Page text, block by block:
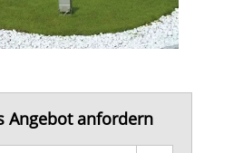
Angebot anfordern